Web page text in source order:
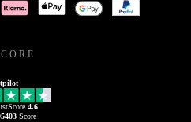
4.6
Score